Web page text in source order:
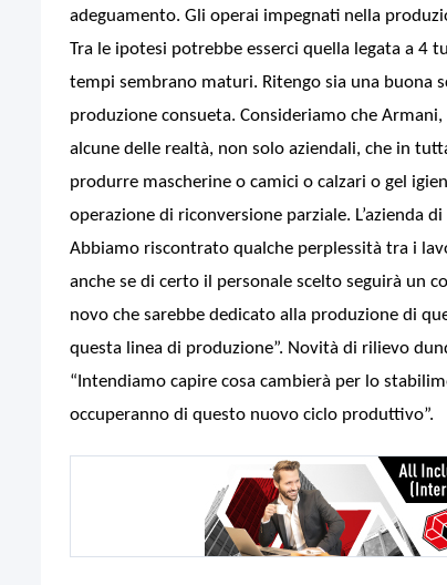
adeguamento. Gli operai impegnati nella
Tra le ipotesi potrebbe esserci quella legata a 4
tempi sembrano maturi. Ritengo sia una buona
produzione consueta. Consideriamo che
alcune delle realtà, non solo aziendali, che in
produrre mascherine o camici o calzari o gel
operazione di riconversione parziale. L’azienda
Abbiamo riscontrato qualche perplessità tra i
anche se di certo il personale scelto seguirà un
novo che sarebbe dedicato alla produzione di
questa linea di produzione”. Novità di rilievo
“Intendiamo capire cosa cambierà per lo
occuperanno di questo nuovo ciclo produttivo”.